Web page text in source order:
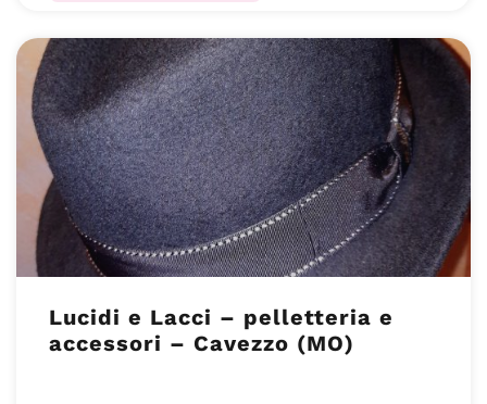
Lucidi e Lacci – pelletteria e
accessori – Cavezzo (MO)